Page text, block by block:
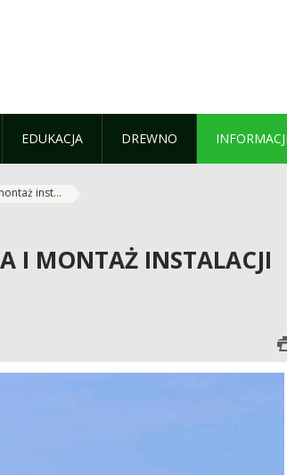
EDUKACJA DREWNO
inst...
I MONTAŻ INSTALACJI